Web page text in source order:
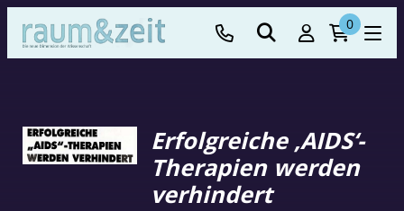
0
Erfolgreiche ‚AIDS‘-
Therapien werden
verhindert